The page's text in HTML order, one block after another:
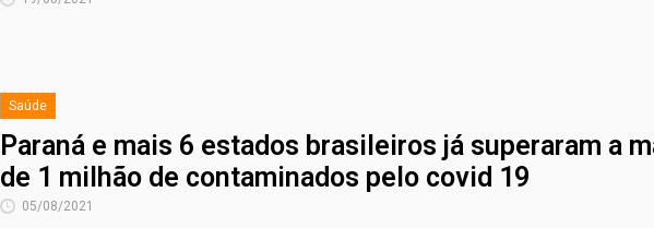
Saúde
Paraná e mais 6 estados brasileiros já superaram a
de 1 milhão de contaminados pelo covid 19
05/08/2021